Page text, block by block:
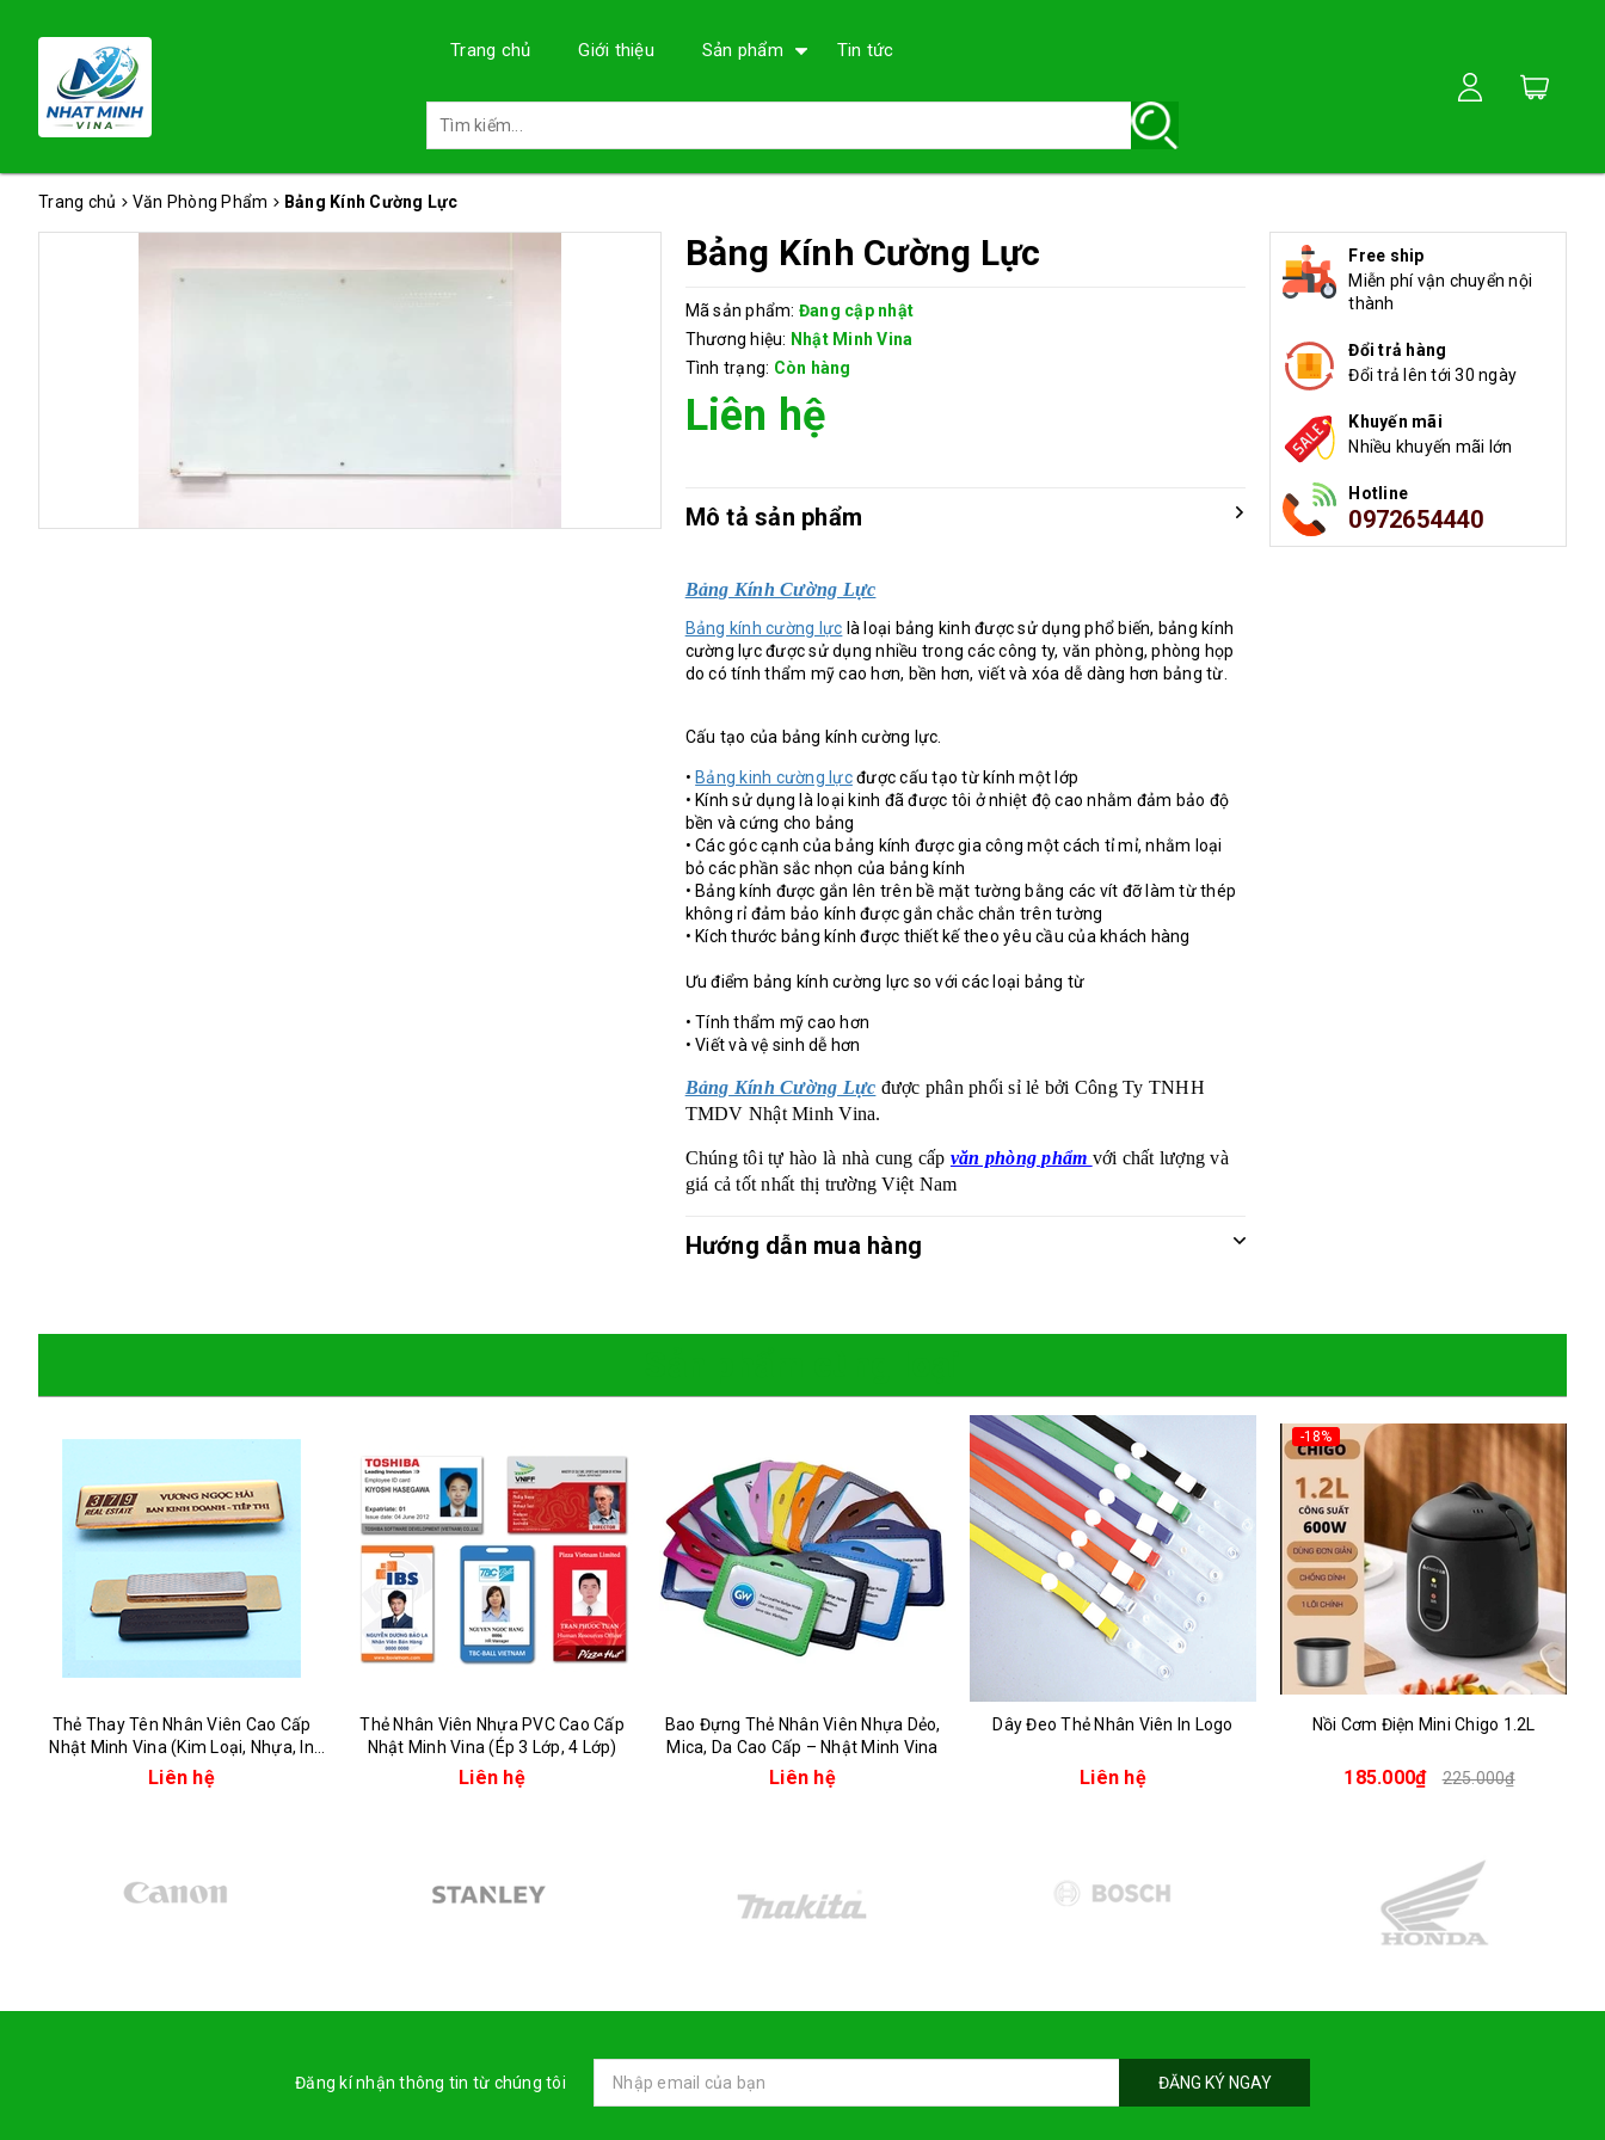
Trang chủ Giới thiệu Sản phẩm Tin tức
Trang chủ Văn Phòng Phẩm Bảng Kính Cường Lực
Bảng Kính Cường Lực
Mã sản phẩm: Đang cập nhật
Thương hiệu: Nhật Minh Vina
Tình trạng: Còn hàng
Liên hệ
Mô tả sản phẩm
Bảng Kính Cường Lực
Bảng kính cường lực là loại bảng kinh được sử dụng phổ biến, bảng kính
cường lực được sử dụng nhiều trong các công ty, văn phòng, phòng họp
do có tính thẩm mỹ cao hơn, bền hơn, viết và xóa dễ dàng hơn bảng từ.
Cấu tạo của bảng kính cường lực.
• Bảng kinh cường lựcđược cấu tạo từ kính một lớp
• Kính sử dụng là loại kinh đã được tôi ở nhiệt độ cao nhằm đảm bảo độ
bền và cứng cho bảng
• Các góc cạnh của bảng kính được gia công một cách tỉ mỉ, nhằm loại
bỏ các phần sắc nhọn của bảng kính
• Bảng kính được gắn lên trên bề mặt tường bằng các vít đỡ làm từ thép
không rỉ đảm bảo kính được gắn chắc chắn trên tường
• Kích thước bảng kính được thiết kế theo yêu cầu của khách hàng
Ưu điểm bảng kính cường lực so với các loại bảng từ
• Tính thẩm mỹ cao hơn
• Viết và vệ sinh dễ hơn
Bảng Kính Cường Lực được phân phối sỉ lẻ bởi Công Ty TNHH
TMDV Nhật Minh Vina.
Chúng tôi tự hào là nhà cung cấp văn phòng phẩm với chất lượng và
giá cả tốt nhất thị trường Việt Nam
Hướng dẫn mua hàng
Free ship
Miễn phí vận chuyển nội
thành
Đổi trả hàng
Đổi trả lên tới 30 ngày
Khuyến mãi
Nhiều khuyến mãi lớn
Hotline
0972654440
Thẻ Thay Tên Nhân Viên Cao Cấp
Nhật Minh Vina (Kim Loại, Nhựa, In
Phủ Keo)
Liên hệ
Thẻ Nhân Viên Nhựa PVC Cao Cấp
Nhật Minh Vina (Ép 3 Lớp, 4 Lớp)
Liên hệ
Bao Đựng Thẻ Nhân Viên Nhựa Dẻo,
Mica, Da Cao Cấp – Nhật Minh Vina
Liên hệ
Dây Đeo Thẻ Nhân Viên In Logo
Liên hệ
-18%
Nồi Cơm Điện Mini Chigo 1.2L
185.000₫ 225.000₫
Đăng kí nhận thông tin từ chúng tôi ĐĂNG KÝ NGAY